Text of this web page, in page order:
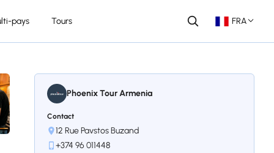
pays Tours FRA
Phoenix Tour Armenia
Contact
12 Rue Pavstos Buzand
+374 96 011448